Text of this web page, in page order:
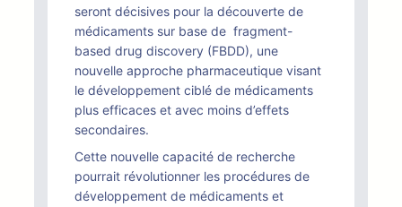
seront décisives pour la découverte de
médicaments sur base de fragment-
based drug discovery (FBDD), une
nouvelle approche pharmaceutique visant
le développement ciblé de médicaments
plus efficaces et avec moins d’effets
secondaires.
Cette nouvelle capacité de recherche
pourrait révolutionner les procédures de
développement de médicaments et